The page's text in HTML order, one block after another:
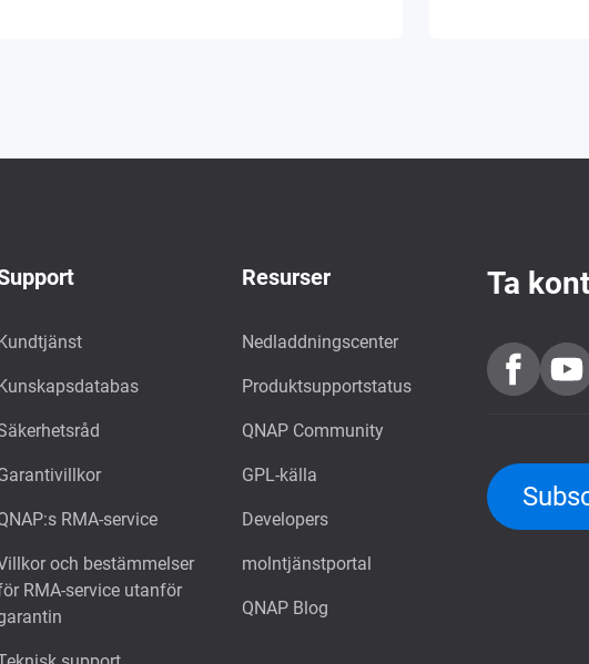
RMA-service
och bestämmelser
RMA-service utanför
Resurser
Nedladdningscenter
Produktsupportstatus
QNAP Community
GPL-källa
Developers
molntjänstportal
QNAP Blog
Ta